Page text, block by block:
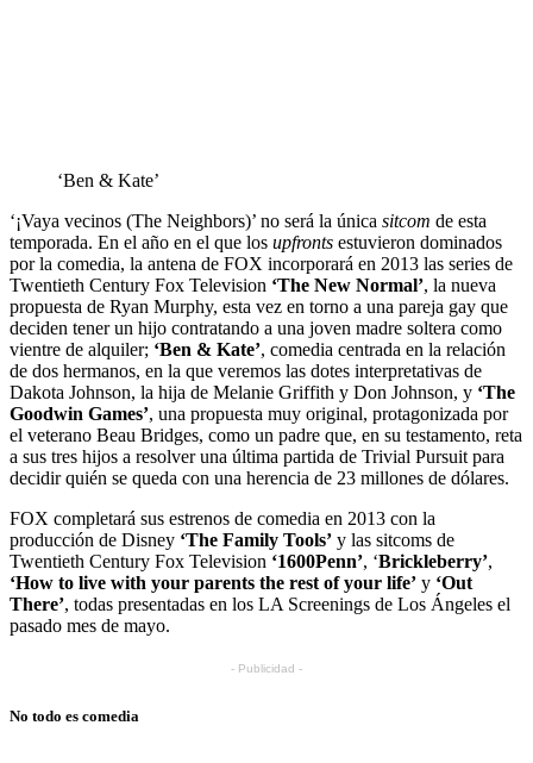
‘Ben & Kate’
‘¡Vaya vecinos (The Neighbors)’ no será la única sitcom de esta
temporada. En el año en el que los upfronts estuvieron dominados
por la comedia, la antena de FOX incorporará en 2013 las series de
Twentieth Century Fox Television ‘The New Normal’, la nueva
propuesta de Ryan Murphy, esta vez en torno a una pareja gay que
deciden tener un hijo contratando a una joven madre soltera como
vientre de alquiler; ‘Ben & Kate’, comedia centrada en la relación
de dos hermanos, en la que veremos las dotes interpretativas de
Dakota Johnson, la hija de Melanie Griffith y Don Johnson, y ‘The
Goodwin Games’, una propuesta muy original, protagonizada por
el veterano Beau Bridges, como un padre que, en su testamento, reta
a sus tres hijos a resolver una última partida de Trivial Pursuit para
decidir quién se queda con una herencia de 23 millones de dólares.
FOX completará sus estrenos de comedia en 2013 con la
producción de Disney ‘The Family Tools’ y las sitcoms de
Twentieth Century Fox Television ‘1600Penn’, ‘Brickleberry’,
‘How to live with your parents the rest of your life’ y ‘Out
There’, todas presentadas en los LA Screenings de Los Ángeles el
pasado mes de mayo.
- Publicidad -
No todo es comedia